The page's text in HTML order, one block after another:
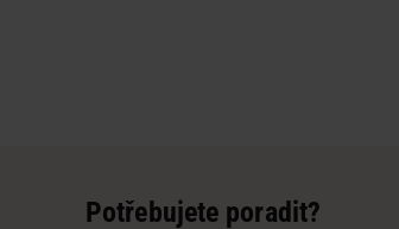
Potřebujete poradit?